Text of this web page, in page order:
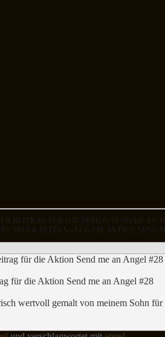
BEITRAG FÜR DIE AKTION SEND ME AN
NEUER BEITRAG FÜR DIE AKTION SEND
für die Aktion Send me an Angel #28
wertvoll gemalt von meinem Sohn